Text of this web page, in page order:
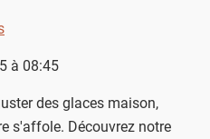
à 08:45
des glaces maison,
s'affole. Découvrez notre